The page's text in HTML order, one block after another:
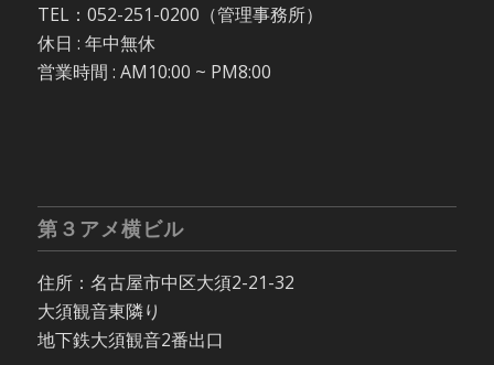
TEL：052-251-0200（管理事務所）
休日 : 年中無休
営業時間 : AM10:00 ~ PM8:00
第３アメ横ビル
住所：名古屋市中区大須2-21-32
大須観音東隣り
地下鉄大須観音2番出口